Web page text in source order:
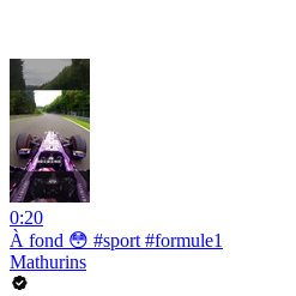
0:20
À fond 😳 #sport #formule1
Mathurins